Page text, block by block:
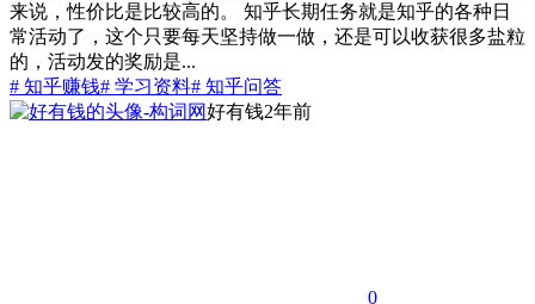
来说，性价比是比较高的。 知乎长期任务就是知乎的各种日
常活动了，这个只要每天坚持做一做，还是可以收获很多盐粒
的，活动发的奖励是...
# 知乎赚钱# 学习资料# 知乎问答
好有钱2年前
0